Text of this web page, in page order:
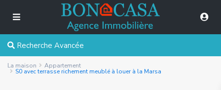
Recherche Avancée
La maison Appartement
S0 avec terrasse richement meublé à louer à la Marsa